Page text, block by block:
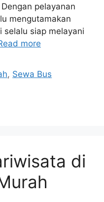
pelayanan
mengutamakan
selalu siap melayani
more
, Sewa Bus
di